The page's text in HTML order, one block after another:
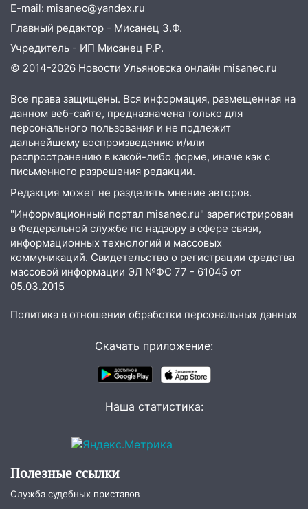
08:02 В Ульяновске во время
диспансеризации у 26-летнего парня
выявили онкологию
07:00 Прохладная ночь и ветреный
августа
06:00 Как разрушительный ураган,
потопы и падающие деревья
парализовали Ульяновскую область: ЧП
за выходные
05:50
Пять украденных лошадей и
смертельная драка
05:00 Боль, скованность и старение
дисков: как повседневные привычки
незаметно разрушают наш позвоночник
03:00 День скрытых ловушек и
внезапных подарков судьбы: гороскоп
на 10 августа
09.08.2026
В Ульяновске около «нового»
моста утопили автомобиль «Вольво»
Итоги 9 августа в Ульяновской
человека на Волге и транспортный
коллапс
19:43 Из-за ураганного ветра упали
деревья в парке «Победы»
E-mail: misanec@yandex.ru
Главный редактор - Мисанец З.Ф.
Учредитель - ИП Мисанец Р.Р.
© 2014-2026 Новости Ульяновска онлайн misanec.ru
Все права защищены. Вся информация, размещенная на
данном веб-сайте, предназначена только для
персонального пользования и не подлежит
дальнейшему воспроизведению и/или
распространению в какой-либо форме, иначе как с
письменного разрешения редакции.
Редакция может не разделять мнение авторов.
"Информационный портал misanec.ru" зарегистрирован
в Федеральной службе по надзору в сфере связи,
информационных технологий и массовых
коммуникаций. Свидетельство о регистрации средства
массовой информации ЭЛ №ФС 77 - 61045 от
05.03.2015
Политика в отношении обработки персональных данных
Скачать приложение:
Наша статистика:
Полезные ссылки
Служба судебных приставов